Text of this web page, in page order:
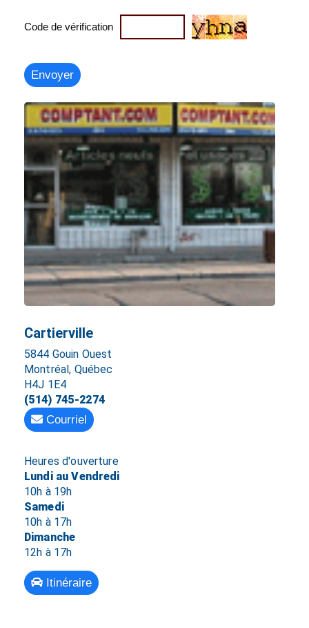
Code de vérification
Cartierville
5844 Gouin Ouest
Montréal, Québec
H4J 1E4
(514) 745-2274
Courriel
Heures d'ouverture
Lundi au Vendredi
10h à 19h
Samedi
10h à 17h
Dimanche
12h à 17h
Itinéraire